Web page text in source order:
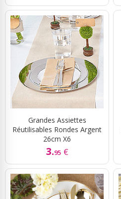
Grandes Assiettes
Réutilisables Rondes Argent
26cm X6
3.95 €